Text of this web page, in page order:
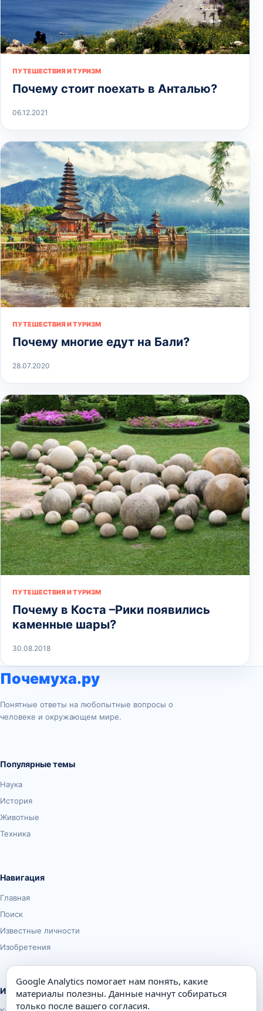
ПУТЕШЕСТВИЯ И ТУРИЗМ
Почему стоит поехать в Анталью?
06.12.2021
ПУТЕШЕСТВИЯ И ТУРИЗМ
Почему многие едут на Бали?
28.07.2020
ПУТЕШЕСТВИЯ И ТУРИЗМ
Почему в Коста –Рики появились
каменные шары?
30.08.2018
Почемуха.ру
Понятные ответы на любопытные вопросы о
человеке и окружающем мире.
Популярные темы
Наука
История
Животные
Техника
Навигация
Главная
Поиск
Известные личности
Изобретения
Информация
Google Analytics помогает нам понять, какие
материалы полезны. Данные начнут собираться
только после вашего согласия.